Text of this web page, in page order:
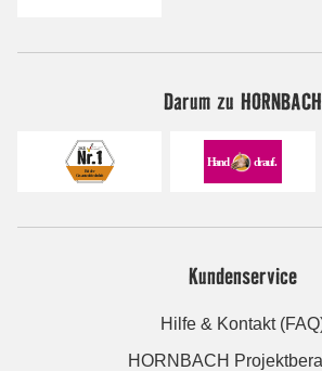
Darum zu HORNBACH
Kundenservice
Hilfe & Kontakt
HORNBACH